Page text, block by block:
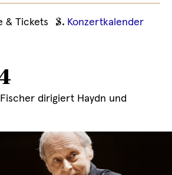
& Tickets Konzertkalender
dirigiert Haydn und